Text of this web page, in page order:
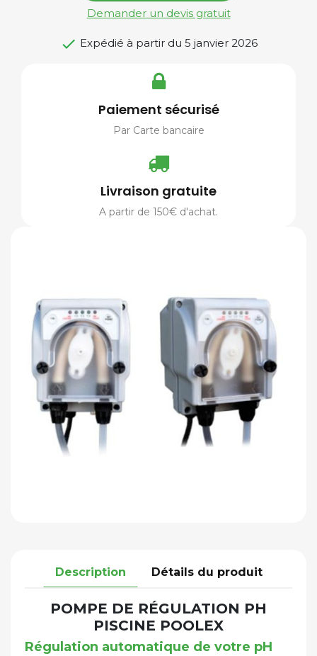
Demander un devis gratuit
 Expédié à partir du 5 janvier 2026
Paiement sécurisé
Par Carte bancaire
Livraison gratuite
A partir de 150€ d'achat.
Description Détails du produit
POMPE DE RÉGULATION PH
PISCINE POOLEX
Régulation automatique de votre pH